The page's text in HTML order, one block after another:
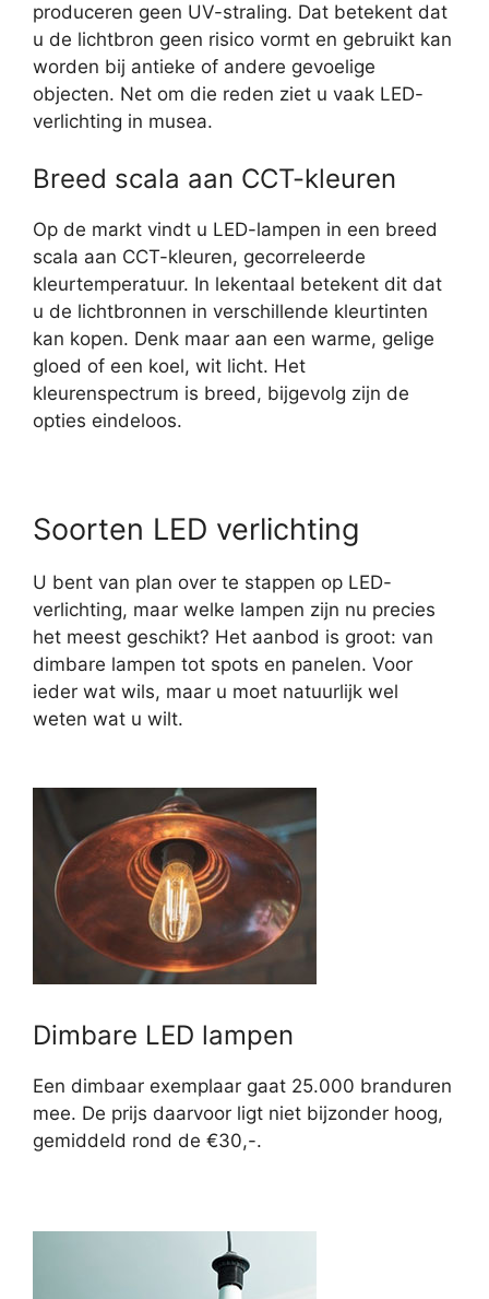
produceren geen UV-straling. Dat betekent dat
u de lichtbron geen risico vormt en gebruikt kan
worden bij antieke of andere gevoelige
objecten. Net om die reden ziet u vaak LED-
verlichting in musea.
Breed scala aan CCT-kleuren
Op de markt vindt u LED-lampen in een breed
scala aan CCT-kleuren, gecorreleerde
kleurtemperatuur. In lekentaal betekent dit dat
u de lichtbronnen in verschillende kleurtinten
kan kopen. Denk maar aan een warme, gelige
gloed of een koel, wit licht. Het
kleurenspectrum is breed, bijgevolg zijn de
opties eindeloos.
Soorten LED verlichting
U bent van plan over te stappen op LED-
verlichting, maar welke lampen zijn nu precies
het meest geschikt? Het aanbod is groot: van
dimbare lampen tot spots en panelen. Voor
ieder wat wils, maar u moet natuurlijk wel
weten wat u wilt.
Dimbare LED lampen
Een dimbaar exemplaar gaat 25.000 branduren
mee. De prijs daarvoor ligt niet bijzonder hoog,
gemiddeld rond de €30,-.